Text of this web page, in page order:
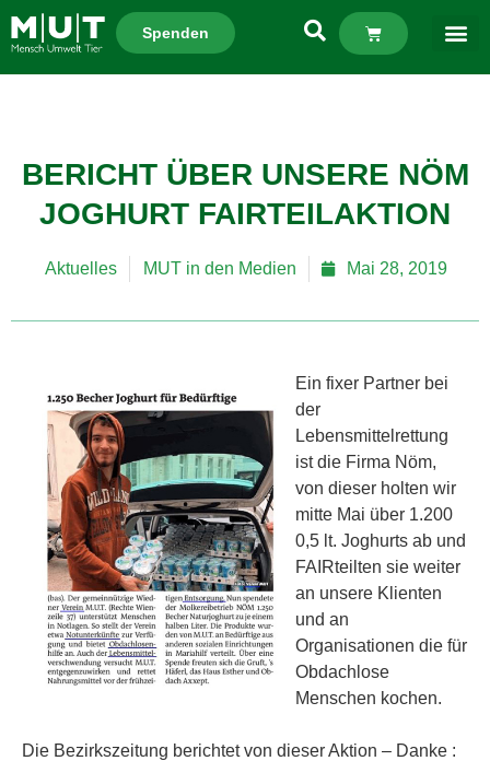
Spenden
BERICHT ÜBER UNSERE NÖM
JOGHURT FAIRTEILAKTION
Aktuelles MUT in den Medien Mai 28, 2019
Ein fixer Partner bei
der
Lebensmittelrettung
ist die Firma Nöm,
von dieser holten wir
mitte Mai über 1.200
0,5 lt. Joghurts ab und
FAIRteilten sie weiter
an unsere Klienten
und an
Organisationen die für
Obdachlose
Menschen kochen.
Die Bezirkszeitung berichtet von dieser Aktion – Danke :